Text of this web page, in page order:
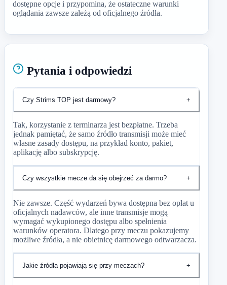
dostępne opcje i przypomina, że ostateczne warunki
oglądania zawsze zależą od oficjalnego źródła.
Pytania i odpowiedzi
Czy Strims TOP jest darmowy? +
Tak, korzystanie z terminarza jest bezpłatne. Trzeba
jednak pamiętać, że samo źródło transmisji może mieć
własne zasady dostępu, na przykład konto, pakiet,
aplikację albo subskrypcję.
Czy wszystkie mecze da się obejrzeć za darmo? +
Nie zawsze. Część wydarzeń bywa dostępna bez opłat u
oficjalnych nadawców, ale inne transmisje mogą
wymagać wykupionego dostępu albo spełnienia
warunków operatora. Dlatego przy meczu pokazujemy
możliwe źródła, a nie obietnicę darmowego odtwarzacza.
Jakie źródła pojawiają się przy meczach? +